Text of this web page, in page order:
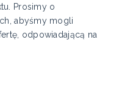
Prosimy o
abyśmy mogli
odpowiadającą na